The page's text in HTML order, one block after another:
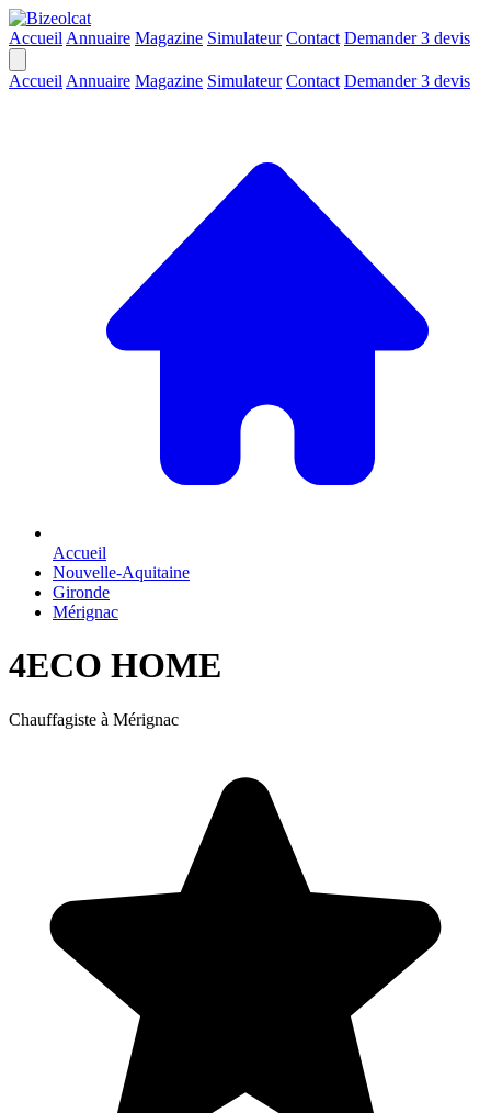
Accueil Annuaire Magazine Simulateur Contact Demander 3 devis
Accueil Annuaire Magazine Simulateur Contact Demander 3 devis
Accueil
Nouvelle-Aquitaine
Gironde
Mérignac
4ECO HOME
Chauffagiste à Mérignac